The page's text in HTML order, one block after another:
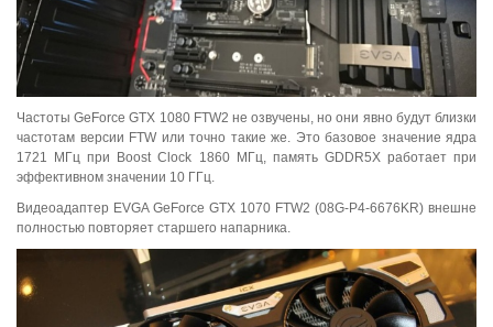
Частоты GeForce GTX 1080 FTW2 не озвучены, но они явно будут близки
частотам версии FTW или точно такие же. Это базовое значение ядра
1721 МГц при Boost Clock 1860 МГц, память GDDR5X работает при
эффективном значении 10 ГГц.
Видеоадаптер EVGA GeForce GTX 1070 FTW2 (08G-P4-6676KR) внешне
полностью повторяет старшего напарника.